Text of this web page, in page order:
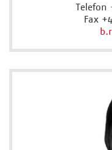
Telefon
Fax